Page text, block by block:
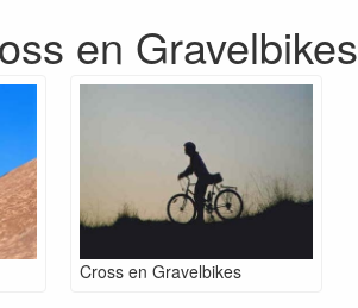
en Gravelbikes
Cross en Gravelbikes